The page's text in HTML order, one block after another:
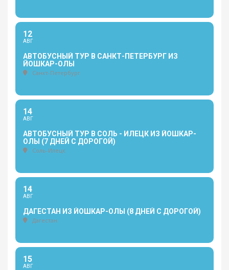
12
АВГ
АВТОБУСНЫЙ ТУР В САНКТ-ПЕТЕРБУРГ ИЗ
ЙОШКАР-ОЛЫ
Санкт-Петербург
14
АВГ
АВТОБУСНЫЙ ТУР В СОЛЬ - ИЛЕЦК ИЗ ЙОШКАР-
ОЛЫ (7 ДНЕЙ С ДОРОГОЙ)
Соль-Илецк
14
АВГ
ДАГЕСТАН ИЗ ЙОШКАР-ОЛЫ (8 ДНЕЙ С ДОРОГОЙ)
Дагестан
15
АВГ